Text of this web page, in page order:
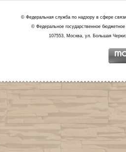
© Федеральная служба по надзору в сфере
© Федеральное государственное
107553, Москва, ул. Большая